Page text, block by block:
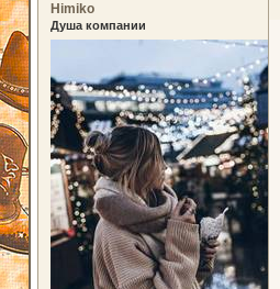
Himiko
Душа компании